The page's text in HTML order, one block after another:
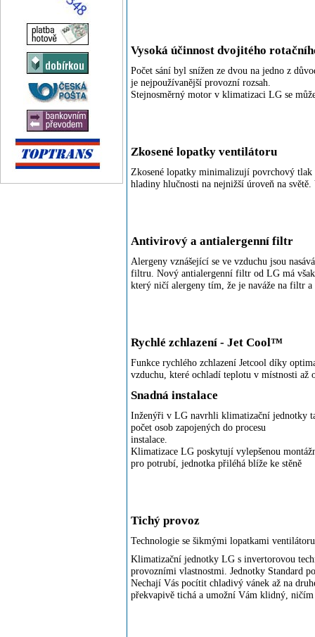
Vysoká účinnost dvojitého
Počet sání byl snížen ze dvou na jedno z
je nejpoužívanější provozní rozsah.
Stejnosměrný motor v klimatizaci LG se
Zkosené lopatky ventilátoru
Zkosené lopatky minimalizují povrchový tlak
hladiny hlučnosti na nejnižší úroveň na
Antivirový a antialergenní filtr
Alergeny vznášející se ve vzduchu jsou
filtru. Nový antialergenní filtr od LG má však
který ničí alergeny tím, že je naváže na filtr
Rychlé zchlazení - Jet Cool™
Funkce rychlého zchlazení Jetcool díky
vzduchu, které ochladí teplotu v místnosti až
Snadná instalace
Inženýři v LG navrhli klimatizační jednotky
počet osob zapojených do procesu
instalace.
Klimatizace LG poskytují vylepšenou
pro potrubí, jednotka přiléhá blíže ke stěně
Tichý provoz
Technologie se šikmými lopatkami
Klimatizační jednotky LG s invertorovou
provozními vlastnostmi. Jednotky Standard
Nechají Vás pocítit chladivý vánek až na
překvapivě tichá a umožní Vám klidný, ničím